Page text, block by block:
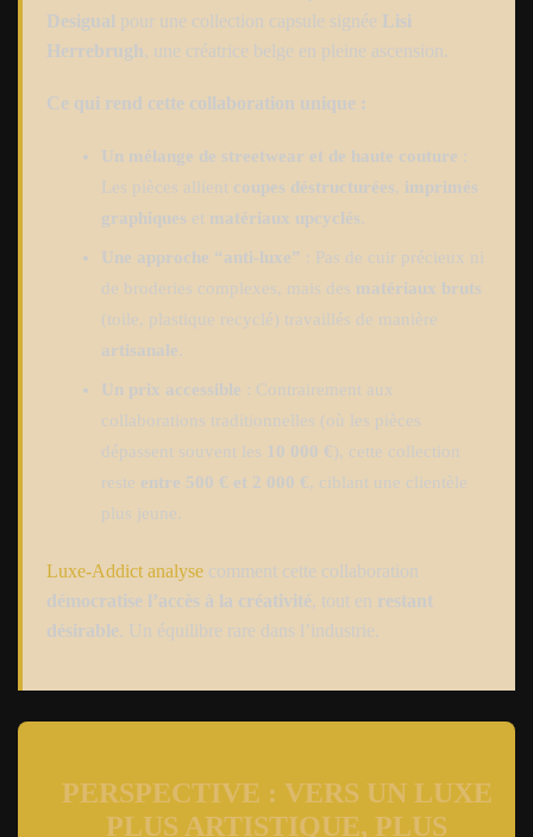
Desigual pour une collection capsule signée Lisi
Herrebrugh, une créatrice belge en pleine ascension.
Ce qui rend cette collaboration unique :
Un mélange de streetwear et de haute couture
Les pièces allient coupes déstructurées, imprimés
graphiques et matériaux upcyclés
Une approche “anti-luxe” : Pas de cuir précieux ni
de broderies complexes, mais des matériaux bruts
(toile, plastique recyclé) travaillés de manière
artisanale
Un prix accessible : Contrairement aux
collaborations traditionnelles (où les pièces
dépassent souvent les 10 000 € ), cette collection
reste entre 500 € et 2 000 €, ciblant une clientèle
plus jeune.
Luxe-Addict analysecomment cette collaboration
démocratise l’accès à la créativité , tout en restant
désirable . Un équilibre rare dans l’industrie.
PERSPECTIVE : VERS UN LUXE
PLUS ARTISTIQUE, PLUS